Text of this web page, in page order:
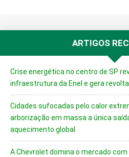
ARTIGOS
Crise energética no centro de SP
infraestrutura da Enel e gera
Cidades sufocadas pelo calor
arborização em massa a única
aquecimento global
A Chevrolet domina o mercado